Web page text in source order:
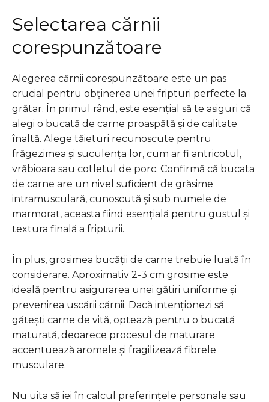
Selectarea cărnii
corespunzătoare
Alegerea cărnii corespunzătoare este un pas
crucial pentru obținerea unei fripturi perfecte la
grătar. În primul rând, este esențial să te asiguri că
alegi o bucată de carne proaspătă și de calitate
înaltă. Alege tăieturi recunoscute pentru
frăgezimea și suculența lor, cum ar fi antricotul,
vrăbioara sau cotletul de porc. Confirmă că bucata
de carne are un nivel suficient de grăsime
intramusculară, cunoscută și sub numele de
marmorat, aceasta fiind esențială pentru gustul și
textura finală a fripturii.
În plus, grosimea bucății de carne trebuie luată în
considerare. Aproximativ 2-3 cm grosime este
ideală pentru asigurarea unei gătiri uniforme și
prevenirea uscării cărnii. Dacă intenționezi să
gătești carne de vită, optează pentru o bucată
maturată, deoarece procesul de maturare
accentuează aromele și fragilizează fibrele
musculare.
Nu uita să iei în calcul preferințele personale sau